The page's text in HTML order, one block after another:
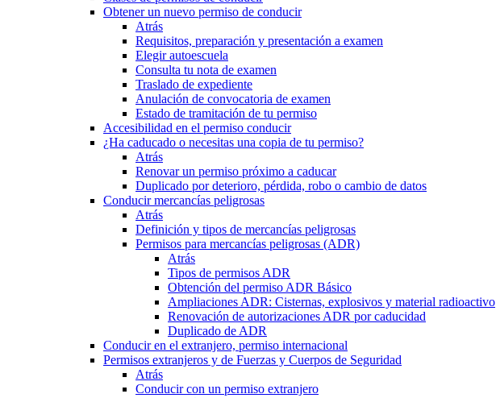
Obtener un nuevo permiso de conducir
Atrás
Requisitos, preparación y presentación a examen
Elegir autoescuela
Consulta tu nota de examen
Traslado de expediente
Anulación de convocatoria de examen
Estado de tramitación de tu permiso
Accesibilidad en el permiso conducir
¿Ha caducado o necesitas una copia de tu permiso?
Atrás
Renovar un permiso próximo a caducar
Duplicado por deterioro, pérdida, robo o cambio de datos
Conducir mercancías peligrosas
Atrás
Definición y tipos de mercancías peligrosas
Permisos para mercancías peligrosas (ADR)
Atrás
Tipos de permisos ADR
Obtención del permiso ADR Básico
Ampliaciones ADR: Cisternas, explosivos y material radioactivo
Renovación de autorizaciones ADR por caducidad
Duplicado de ADR
Conducir en el extranjero, permiso internacional
Permisos extranjeros y de Fuerzas y Cuerpos de Seguridad
Atrás
Conducir con un permiso extranjero